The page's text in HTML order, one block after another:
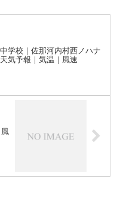
学校｜佐那河内村西ノハナ
気予報｜気温｜風速